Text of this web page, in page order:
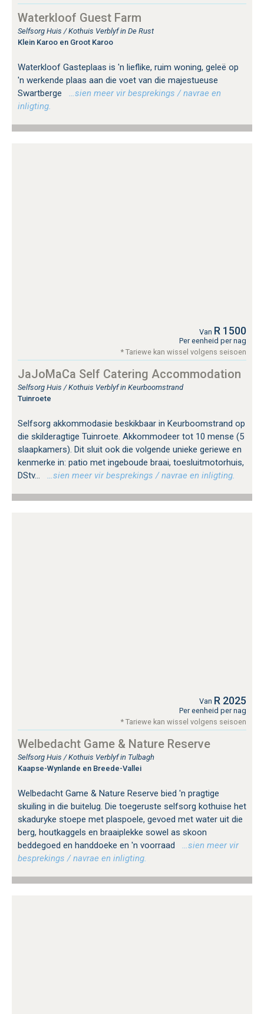
Waterkloof Guest Farm
Selfsorg Huis / Kothuis Verblyf in De Rust
Klein Karoo en Groot Karoo
Waterkloof Gasteplaas is 'n lieflike, ruim woning, geleë op
'n werkende plaas aan die voet van die majestueuse
Swartberge
…sien meer vir besprekings / navrae en
inligting.
Van R 1500
Per eenheid per nag
* Tariewe kan wissel volgens seisoen
JaJoMaCa Self Catering Accommodation
Selfsorg Huis / Kothuis Verblyf in Keurboomstrand
Tuinroete
Selfsorg akkommodasie beskikbaar in Keurboomstrand op
die skilderagtige Tuinroete. Akkommodeer tot 10 mense (5
slaapkamers). Dit sluit ook die volgende unieke geriewe en
kenmerke in: patio met ingeboude braai, toesluitmotorhuis,
DStv...
…sien meer vir besprekings / navrae en inligting.
Van R 2025
Per eenheid per nag
* Tariewe kan wissel volgens seisoen
Welbedacht Game & Nature Reserve
Selfsorg Huis / Kothuis Verblyf in Tulbagh
Kaapse-Wynlande en Breede-Vallei
Welbedacht Game & Nature Reserve bied 'n pragtige
skuiling in die buitelug. Die toegeruste selfsorg kothuise het
skaduryke stoepe met plaspoele, gevoed met water uit die
berg, houtkaggels en braaiplekke sowel as skoon
beddegoed en handdoeke en 'n voorraad
…sien meer vir
besprekings / navrae en inligting.